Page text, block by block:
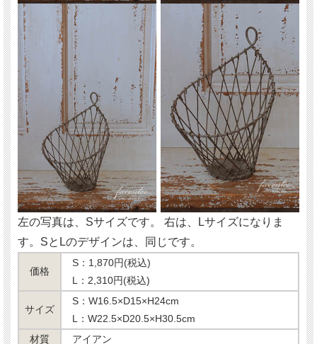
左の写真は、Sサイズです。 右は、Lサイズになりま
す。SとLのデザインは、同じです。
価格
S：1,870円(税込)
L：2,310円(税込)
サイズ
S：W16.5×D15×H24cm
L：W22.5×D20.5×H30.5cm
材質
アイアン